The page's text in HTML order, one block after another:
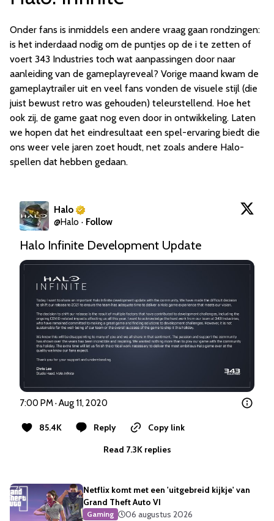
Onder fans is inmiddels een andere vraag gaan rondzingen:
is het inderdaad nodig om de puntjes op de i te zetten of
voert 343 Industries toch wat aanpassingen door naar
aanleiding van de gameplayreveal? Vorige maand kwam de
gameplaytrailer uit en veel fans vonden de visuele stijl (die
juist bewust retro was gehouden) teleurstellend. Hoe het
ook zij, de game gaat nog even door in ontwikkeling. Laten
we hopen dat het eindresultaat een spel-ervaring biedt die
ons weer vele jaren zoet houdt, net zoals andere Halo-
spellen dat hebben gedaan.
Halo
@Halo · Follow
Halo Infinite Development Update
7:00 PM · Aug 11, 2020
85.4K Reply
Copy link
Read 7.3K replies
Netflix komt met een 'uitgebreid kijkje' van
Grand Theft Auto VI
Gaming
06 augustus 2026